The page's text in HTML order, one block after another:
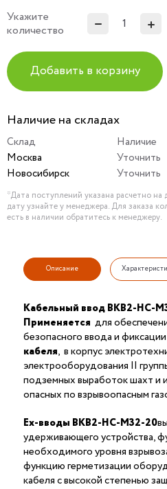
Укажите
количество
Добавить в корзину
Наличие на складах
Склад Наличие
Москва
Уточнить
Новосибирск
Уточнить
*Дата поступлений указана расчетно на
дату узнайте у менеджера. Для заказа
есть в наличии обратитесь к менеджеру.
Описание
Кабельный ввод ВКВ2-НС-
Применяется для
безопасного ввода и фиксации
кабеля, в корпус
электрооборудования II
подземных выработок шахт и
опасных по взрывоопасным
Ex-вводы ВКВ2-НС-М32-20
удерживающего устройства,
необходимого уровня
функцию герметизации
кабеля с высокой степенью